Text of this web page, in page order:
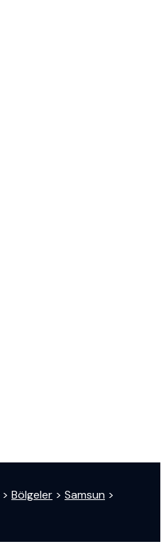
> Bölgeler > Samsun >